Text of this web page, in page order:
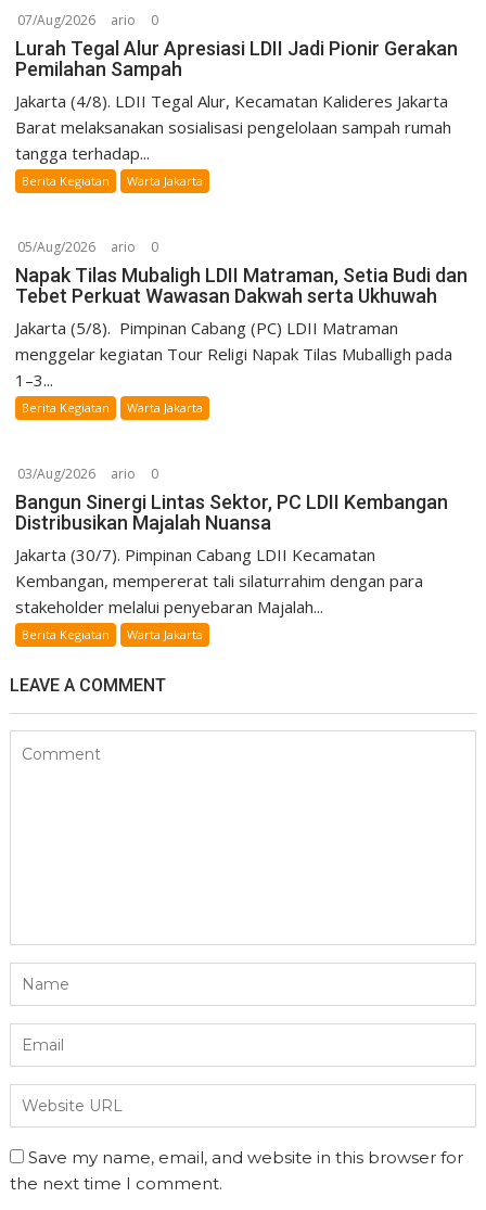
07/Aug/2026 ario 0
Lurah Tegal Alur Apresiasi LDII Jadi Pionir Gerakan
Pemilahan Sampah
Jakarta (4/8). LDII Tegal Alur, Kecamatan Kalideres Jakarta
Barat melaksanakan sosialisasi pengelolaan sampah rumah
tangga terhadap...
Berita Kegiatan Warta Jakarta
05/Aug/2026 ario 0
Napak Tilas Mubaligh LDII Matraman, Setia Budi dan
Tebet Perkuat Wawasan Dakwah serta Ukhuwah
Jakarta (5/8). Pimpinan Cabang (PC) LDII Matraman
menggelar kegiatan Tour Religi Napak Tilas Muballigh pada
1–3...
Berita Kegiatan Warta Jakarta
03/Aug/2026 ario 0
Bangun Sinergi Lintas Sektor, PC LDII Kembangan
Distribusikan Majalah Nuansa
Jakarta (30/7). Pimpinan Cabang LDII Kecamatan
Kembangan, mempererat tali silaturrahim dengan para
stakeholder melalui penyebaran Majalah...
Berita Kegiatan Warta Jakarta
LEAVE A COMMENT
Save my name, email, and website in this browser for
the next time I comment.